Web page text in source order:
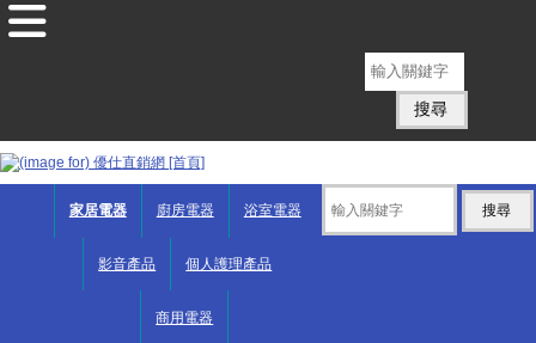
家居電器 廚房電器 浴室電器
影音產品 個人護理產品
商用電器